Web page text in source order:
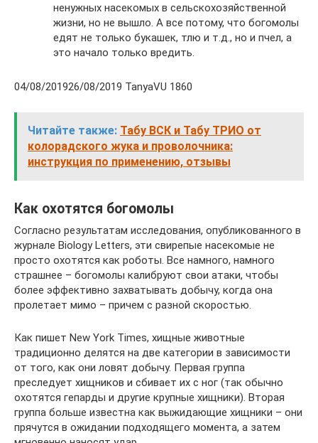
ненужных насекомых в сельскохозяйственной
жизни, но не вышло. А все потому, что богомолы
едят не только букашек, тлю и т.д., но и пчел, а
это начало только вредить.
04/08/201926/08/2019 TanyaVU 1860
Читайте также: Табу ВСК и Табу ТРИО от
колорадского жука и проволочника:
инструкция по применению, отзывы
Как охотятся богомолы
Согласно результатам исследования, опубликованного в
журнале Biology Letters, эти свирепые насекомые не
просто охотятся как роботы. Все намного, намного
страшнее – богомолы калибруют свои атаки, чтобы
более эффективно захватывать добычу, когда она
пролетает мимо – причем с разной скоростью.
Как пишет New York Times, хищные животные
традиционно делятся на две категории в зависимости
от того, как они ловят добычу. Первая группа
преследует хищников и сбивает их с ног (так обычно
охотятся гепарды и другие крупные хищники). Вторая
группа больше известна как выжидающие хищники – они
прячутся в ожидании подходящего момента, а затем